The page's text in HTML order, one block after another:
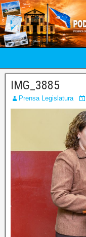
IMG_3885
Prensa Legislatura